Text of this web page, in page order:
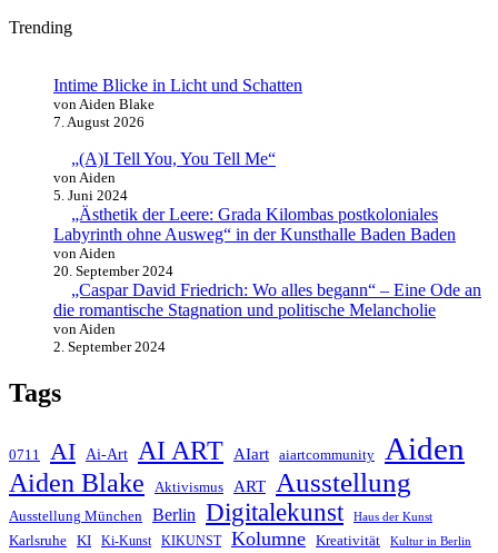
Trending
Intime Blicke in Licht und Schatten
von Aiden Blake
7. August 2026
„(A)I Tell You, You Tell Me“
von Aiden
5. Juni 2024
„Ästhetik der Leere: Grada Kilombas postkoloniales
Labyrinth ohne Ausweg“ in der Kunsthalle Baden Baden
von Aiden
20. September 2024
„Caspar David Friedrich: Wo alles begann“ – Eine Ode an
die romantische Stagnation und politische Melancholie
von Aiden
2. September 2024
Tags
0711 AI Ai-Art AI ART AIart aiartcommunity Aiden
Aiden Blake Aktivismus ART Ausstellung
Ausstellung München Berlin Digitalekunst Haus der Kunst
Karlsruhe KI Ki-Kunst KIKUNST Kolumne Kreativität Kultur in Berlin